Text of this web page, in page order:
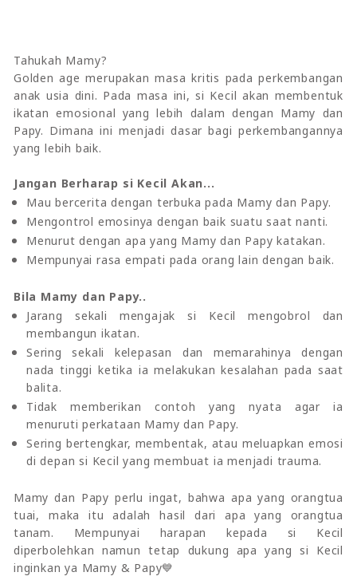
Tahukah Mamy?
Golden age merupakan masa kritis pada perkembangan
anak usia dini. Pada masa ini, si Kecil akan membentuk
ikatan emosional yang lebih dalam dengan Mamy dan
Papy. Dimana ini menjadi dasar bagi perkembangannya
yang lebih baik.
Jangan Berharap si Kecil Akan...
Mau bercerita dengan terbuka pada Mamy dan Papy.
Mengontrol emosinya dengan baik suatu saat nanti.
Menurut dengan apa yang Mamy dan Papy katakan.
Mempunyai rasa empati pada orang lain dengan baik.
Bila Mamy dan Papy..
Jarang sekali mengajak si Kecil mengobrol dan
membangun ikatan.
Sering sekali kelepasan dan memarahinya dengan
nada tinggi ketika ia melakukan kesalahan pada saat
balita.
Tidak memberikan contoh yang nyata agar ia
menuruti perkataan Mamy dan Papy.
Sering bertengkar, membentak, atau meluapkan emosi
di depan si Kecil yang membuat ia menjadi trauma.
Mamy dan Papy perlu ingat, bahwa apa yang orangtua
tuai, maka itu adalah hasil dari apa yang orangtua
tanam. Mempunyai harapan kepada si Kecil
diperbolehkan namun tetap dukung apa yang si Kecil
inginkan ya Mamy & Papy💙